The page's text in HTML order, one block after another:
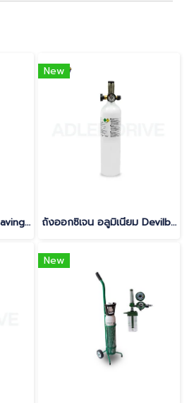
Oxymizer® Oxygen Saving System รุ่น P-224 อุปกรณ์ประหยัดออกซิเจนแบบ Reservoir Nasal Cannula
New
ถังออกซิเจน อลูมิเนียม Devilbiss 2.9L ขนาด 0.5 คิว สำหรับ iFill
New